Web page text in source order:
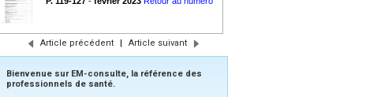
Article précédent | Article suivant
Bienvenue sur EM-consulte, la référence des
professionnels de santé.